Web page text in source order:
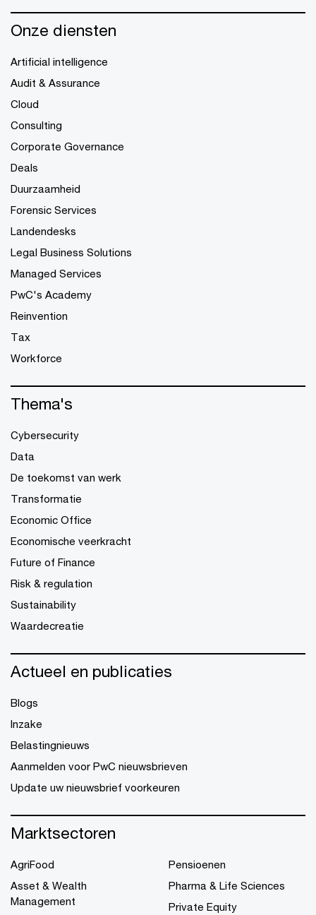
Onze diensten
Artificial intelligence
Audit & Assurance
Cloud
Consulting
Corporate Governance
Deals
Duurzaamheid
Forensic Services
Landendesks
Legal Business Solutions
Managed Services
PwC's Academy
Reinvention
Tax
Workforce
Thema's
Cybersecurity
Data
De toekomst van werk
Transformatie
Economic Office
Economische veerkracht
Future of Finance
Risk & regulation
Sustainability
Waardecreatie
Actueel en publicaties
Blogs
Inzake
Belastingnieuws
Aanmelden voor PwC nieuwsbrieven
Update uw nieuwsbrief voorkeuren
Marktsectoren
AgriFood
Asset & Wealth
Management
Pensioenen
Pharma & Life Sciences
Private Equity